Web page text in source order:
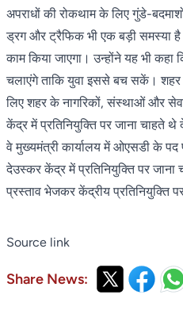
अपराधों की रोकथाम के लिए गुंडे-
ड्रग और ट्रैफिक भी एक बड़ी समस्या
काम किया जाएगा। उन्होंने यह भी
चलाएंगे ताकि युवा इससे बच सकें।
लिए शहर के नागरिकों, संस्थाओं और
केंद्र में प्रतिनियुक्ति पर जाना चाहते
वे मुख्यमंत्री कार्यालय में ओएसडी के
देउस्कर केंद्र में प्रतिनियुक्ति पर
प्रस्ताव भेजकर केंद्रीय प्रतिनियुक्ति
Source link
Share News: